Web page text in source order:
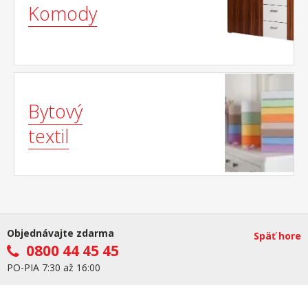
Komody
Bytový
textil
Objednávajte zdarma
0800 44 45 45
PO-PIA 7:30 až 16:00
Späť hore